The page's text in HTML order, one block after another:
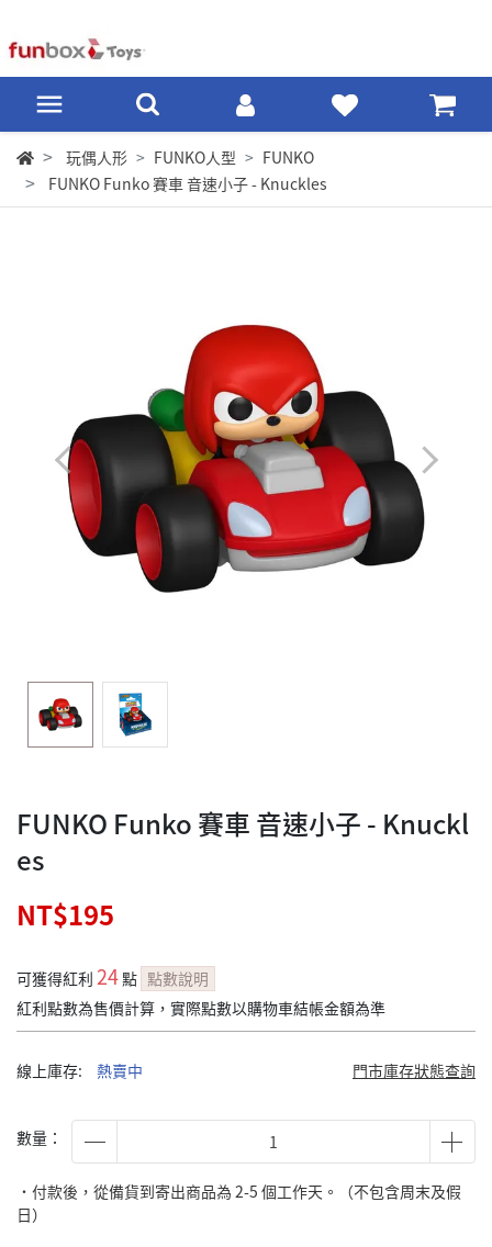
玩偶人形 FUNKO人型
FUNKO
FUNKO Funko 賽車 音速小子 - Knuckles
FUNKO Funko 賽車 音速小子 - Knuckl
es
NT$195
可獲得紅利 24點 點數說明
紅利點數為售價計算，實際點數以購物車結帳金額為準
線上庫存: 熱賣中 門市庫存狀態查詢
數量：
˙付款後，從備貨到寄出商品為 2-5 個工作天。（不包含周末及假
日）